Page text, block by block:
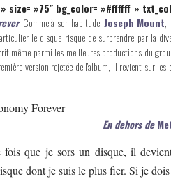
size= »75″ bg_color= »#ffffff »
. Comme à son habitude,Joseph Mount,
le disque risque de surprendre par la
même parmi les meilleures productions du
version rejetée de l’album, il revient sur
En dehors de
que je sors un disque, il
dont je suis le plus fier. Si je